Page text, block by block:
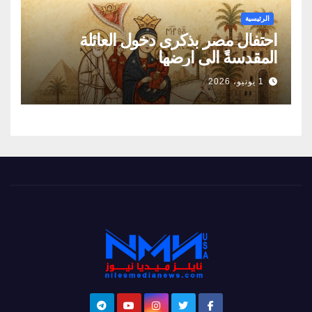
الرئيسية
احتفال مصر بذكرى دخول العائلة
المقدسةً الى ارضها
1 يونيو، 2026